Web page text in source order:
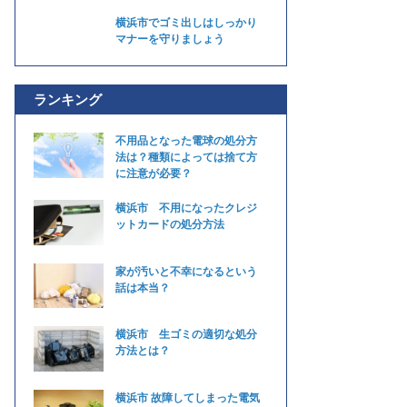
横浜市でゴミ出しはしっかり
マナーを守りましょう
ランキング
不用品となった電球の処分方
法は？種類によっては捨て方
に注意が必要？
横浜市 不用になったクレジ
ットカードの処分方法
家が汚いと不幸になるという
話は本当？
横浜市 生ゴミの適切な処分
方法とは？
横浜市 故障してしまった電気